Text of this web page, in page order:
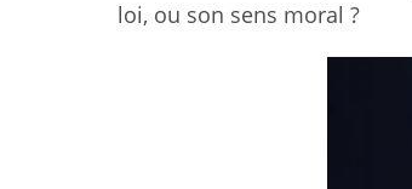
loi, ou son sens moral ?